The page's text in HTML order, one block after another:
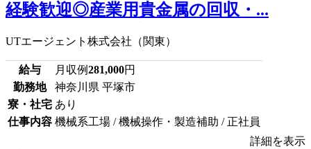
経験歓迎◎産業用貴金属の回収・...
UTエージェント株式会社（関東）
給与 月収例281,000円
勤務地
神奈川県 平塚市
寮・社宅 あり
仕事内容 機械系工場 / 機械操作・製造補助 / 正社員
詳細を表示